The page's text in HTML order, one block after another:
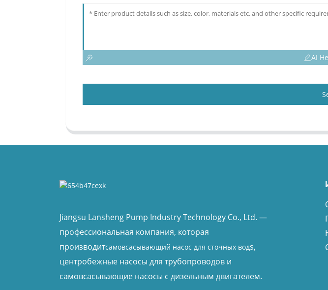
AI
Jiangsu Lansheng Pump Industry Technology Co., Ltd. —
профессиональная компания, которая
производитсамовсасывающий насос для сточных водs,
центробежные насосы для трубопроводов и
самовсасывающие насосы с дизельным двигателем.